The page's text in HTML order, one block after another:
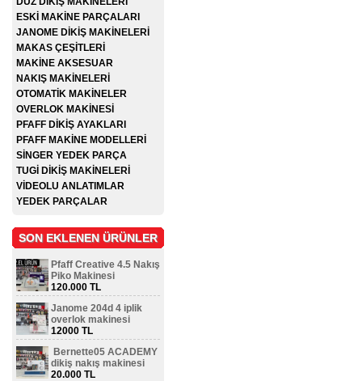
ESKİ MAKİNE PARÇALARI
JANOME DİKİŞ MAKİNELERİ
MAKAS ÇEŞİTLERİ
MAKİNE AKSESUAR
NAKIŞ MAKİNELERİ
OTOMATİK MAKİNELER
OVERLOK MAKİNESİ
PFAFF DİKİŞ AYAKLARI
PFAFF MAKİNE MODELLERİ
SİNGER YEDEK PARÇA
TUGİ DİKİŞ MAKİNELERİ
VİDEOLU ANLATIMLAR
YEDEK PARÇALAR
SON EKLENEN ÜRÜNLER
Pfaff Creative 4.5 Nakış
Piko Makinesi
120.000 TL
Janome 204d 4 iplik
overlok makinesi
12000 TL
Bernette05 ACADEMY
dikiş nakış makinesi
20.000 TL